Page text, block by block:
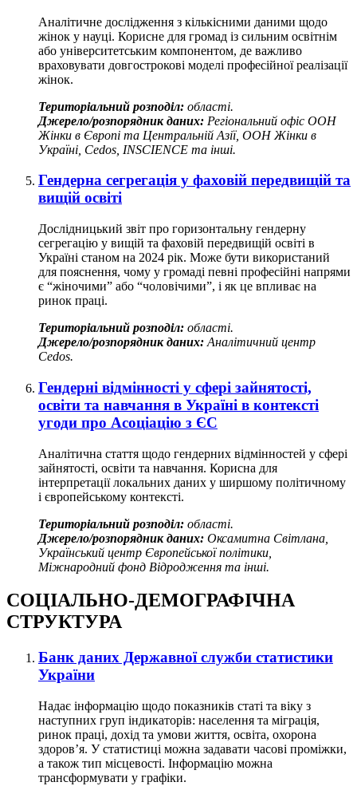
Аналітичне дослідження з кількісними даними щодо
жінок у науці. Корисне для громад із сильним освітнім
або університетським компонентом, де важливо
враховувати довгострокові моделі професійної реалізації
жінок.
Територіальний розподіл: області.
Джерело/розпорядник даних: Регіональний офіс ООН
Жінки в Європі та Центральній Азії, ООН Жінки в
Україні, Cedos, INSCIENCE та інші.
Гендерна сегрегація у фаховій передвищій та
вищій освіті
Дослідницький звіт про горизонтальну гендерну
сегрегацію у вищій та фаховій передвищій освіті в
Україні станом на 2024 рік. Може бути використаний
для пояснення, чому у громаді певні професійні напрями
є “жіночими” або “чоловічими”, і як це впливає на
ринок праці.
Територіальний розподіл: області.
Джерело/розпорядник даних: Аналітичний центр
Cedos.
Гендерні відмінності у сфері зайнятості,
освіти та навчання в Україні в контексті
угоди про Асоціацію з ЄС
Аналітична стаття щодо гендерних відмінностей у сфері
зайнятості, освіти та навчання. Корисна для
інтерпретації локальних даних у ширшому політичному
і європейському контексті.
Територіальний розподіл: області.
Джерело/розпорядник даних: Оксамитна Світлана,
Український центр Європейської політики,
Міжнародний фонд Відродження та інші.
СОЦІАЛЬНО-ДЕМОГРАФІЧНА
СТРУКТУРА
Банк даних Державної служби статистики
України
Надає інформацію щодо показників статі та віку з
наступних груп індикаторів: населення та міграція,
ринок праці, дохід та умови життя, освіта, охорона
здоров’я. У статистиці можна задавати часові проміжки,
а також тип місцевості. Інформацію можна
трансформувати у графіки.